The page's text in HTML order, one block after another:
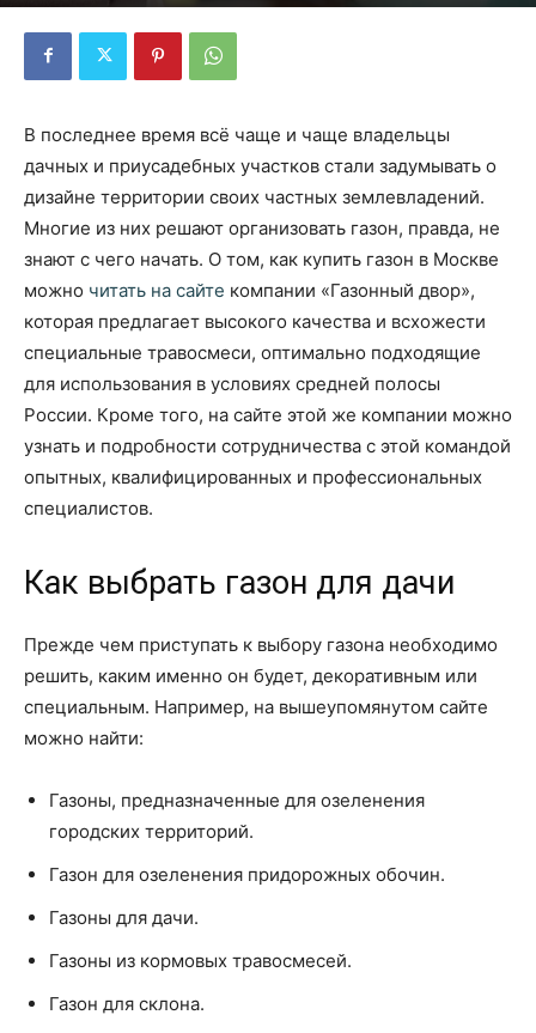
В последнее время всё чаще и чаще владельцы
дачных и приусадебных участков стали задумывать о
дизайне территории своих частных землевладений.
Многие из них решают организовать газон, правда, не
знают с чего начать. О том, как купить газон в Москве
можно читать на сайте компании «Газонный двор»,
которая предлагает высокого качества и всхожести
специальные травосмеси, оптимально подходящие
для использования в условиях средней полосы
России. Кроме того, на сайте этой же компании можно
узнать и подробности сотрудничества с этой командой
опытных, квалифицированных и профессиональных
специалистов.
Как выбрать газон для дачи
Прежде чем приступать к выбору газона необходимо
решить, каким именно он будет, декоративным или
специальным. Например, на вышеупомянутом сайте
можно найти:
Газоны, предназначенные для озеленения
городских территорий.
Газон для озеленения придорожных обочин.
Газоны для дачи.
Газоны из кормовых травосмесей.
Газон для склона.